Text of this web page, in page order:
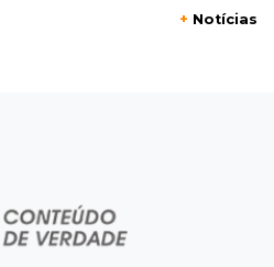
salários de até R$ 8,2 mil;
roubo de carro e
+ Notícias